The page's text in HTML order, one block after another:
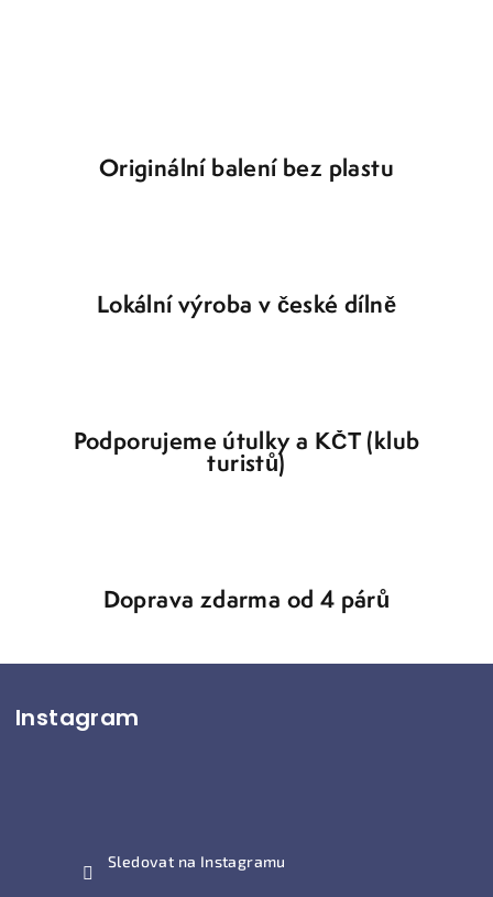
k
i
Originální balení bez plastu
Lokální výroba v české dílně
Podporujeme útulky a KČT (klub
turistů)
Doprava zdarma od 4 párů
áInstagram
Sledovat na Instagramu